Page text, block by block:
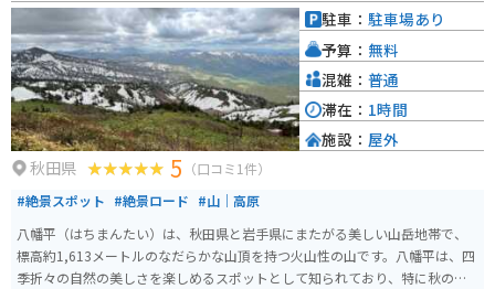
安心です。 道の駅周辺には、猿賀神社や盛美園など、観光スポットも点在し
ているので、観光の拠点としても便利です。 【おすすめポイント】 * リンゴ
の種類が豊富！ * リンゴを使ったグルメが楽しめる！ * 広々とした駐車場あ
り！
秋田県 5 （口コミ1件）
#絶景スポット #絶景ロード #山｜高原
八幡平（はちまんたい）は、秋田県と岩手県にまたがる美しい山岳地帯で、
標高約1,613メートルのなだらかな山頂を持つ火山性の山です。八幡平は、四
季折々の自然の美しさを楽しめるスポットとして知られており、特に秋の紅
駐車： 駐車場あり
予算： 無料
混雑： 普通
滞在： 1時間
施設： 屋外